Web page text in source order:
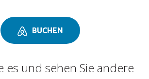
BUCHEN
es und sehen Sie andere